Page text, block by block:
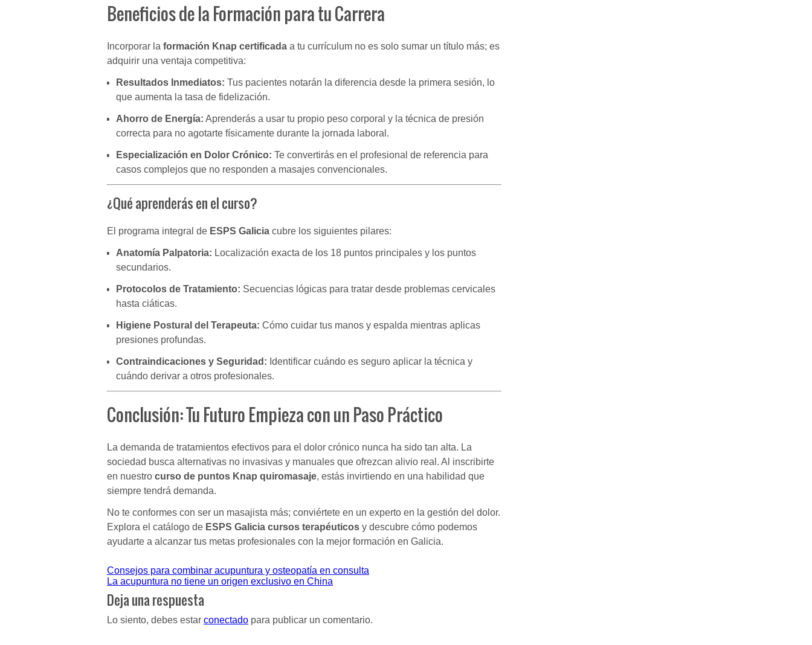
Beneficios de la Formación para tu Carrera
Incorporar la formación Knap certificada a tu currículum no es solo sumar un título más; es
adquirir una ventaja competitiva:
Resultados Inmediatos: Tus pacientes notarán la diferencia desde la primera sesión, lo
que aumenta la tasa de fidelización.
Ahorro de Energía: Aprenderás a usar tu propio peso corporal y la técnica de presión
correcta para no agotarte físicamente durante la jornada laboral.
Especialización en Dolor Crónico: Te convertirás en el profesional de referencia para
casos complejos que no responden a masajes convencionales.
¿Qué aprenderás en el curso?
El programa integral de ESPS Galicia cubre los siguientes pilares:
Anatomía Palpatoria: Localización exacta de los 18 puntos principales y los puntos
secundarios.
Protocolos de Tratamiento: Secuencias lógicas para tratar desde problemas cervicales
hasta ciáticas.
Higiene Postural del Terapeuta: Cómo cuidar tus manos y espalda mientras aplicas
presiones profundas.
Contraindicaciones y Seguridad: Identificar cuándo es seguro aplicar la técnica y
cuándo derivar a otros profesionales.
Conclusión: Tu Futuro Empieza con un Paso Práctico
La demanda de tratamientos efectivos para el dolor crónico nunca ha sido tan alta. La
sociedad busca alternativas no invasivas y manuales que ofrezcan alivio real. Al inscribirte
en nuestro curso de puntos Knap quiromasaje, estás invirtiendo en una habilidad que
siempre tendrá demanda.
No te conformes con ser un masajista más; conviértete en un experto en la gestión del dolor.
Explora el catálogo de ESPS Galicia cursos terapéuticos y descubre cómo podemos
ayudarte a alcanzar tus metas profesionales con la mejor formación en Galicia.
Navegación
de
entradas
Consejos para combinar acupuntura y osteopatía en consulta
La acupuntura no tiene un origen exclusivo en China
Deja una respuesta
Lo siento, debes estar conectado para publicar un comentario.